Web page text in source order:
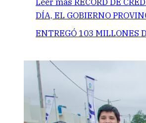
Leer más RÉCORD DE
DÍA, EL GOBIERNO
ENTREGÓ 103 MILLONES